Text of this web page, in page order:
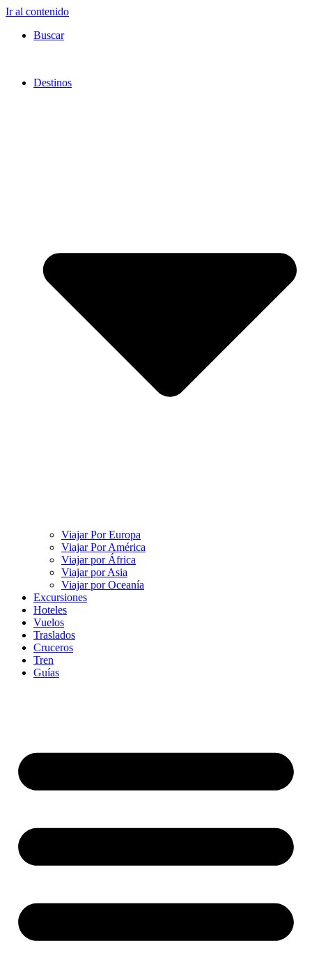
Ir al contenido
Buscar
Destinos
Viajar Por Europa
Viajar Por América
Viajar por África
Viajar por Asia
Viajar por Oceanía
Excursiones
Hoteles
Vuelos
Traslados
Cruceros
Tren
Guías